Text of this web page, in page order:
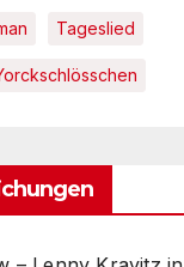
Tageslied